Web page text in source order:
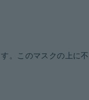
。このマスクの上に